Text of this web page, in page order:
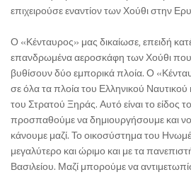
επιχειρούσε εναντίον των Χούθι στην
Ο «Κένταυρος» μας δικαίωσε, επειδή
επανδρωμένα αεροσκάφη των Χούθι
βυθίσουν δύο εμπορικά πλοία. Ο
σε όλα τα πλοία του Ελληνικού Ναυτικού
του Στρατού Ξηράς. Αυτό είναι το είδος
προσπαθούμε να δημιουργήσουμε και
κάνουμε μαζί. Το οικοσύστημα του
μεγαλύτερο και ώριμο και με τα
Βασιλείου. Μαζί μπορούμε να